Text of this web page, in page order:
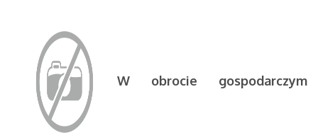
W obrocie gospodarczym